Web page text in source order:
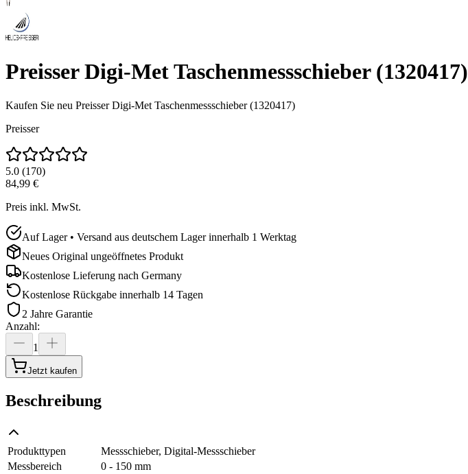
Preisser Digi-Met Taschenmessschieber (1320417)
Kaufen Sie neu Preisser Digi-Met Taschenmessschieber (1320417)
Preisser
5.0 (170)
84,99 €
Preis inkl. MwSt.
Auf Lager • Versand aus deutschem Lager innerhalb 1 Werktag
Neues Original ungeöffnetes Produkt
Kostenlose Lieferung nach Germany
Kostenlose Rückgabe innerhalb 14 Tagen
2 Jahre Garantie
Anzahl:
1
Jetzt kaufen
Beschreibung
Produkttypen
Messschieber, Digital-Messschieber
Messbereich
0 - 150 mm